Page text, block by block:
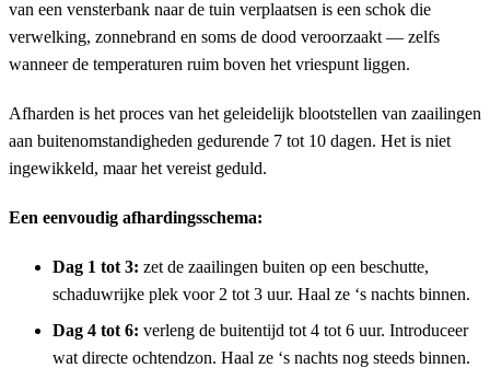
van een vensterbank naar de tuin verplaatsen is een schok die
verwelking, zonnebrand en soms de dood veroorzaakt — zelfs
wanneer de temperaturen ruim boven het vriespunt liggen.
Afharden is het proces van het geleidelijk blootstellen van zaailingen
aan buitenomstandigheden gedurende 7 tot 10 dagen. Het is niet
ingewikkeld, maar het vereist geduld.
Een eenvoudig afhardingsschema:
Dag 1 tot 3: zet de zaailingen buiten op een beschutte,
schaduwrijke plek voor 2 tot 3 uur. Haal ze ‘s nachts binnen.
Dag 4 tot 6: verleng de buitentijd tot 4 tot 6 uur. Introduceer
wat directe ochtendzon. Haal ze ‘s nachts nog steeds binnen.